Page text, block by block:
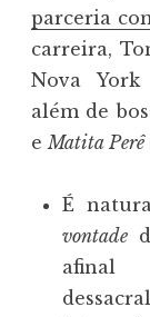
parceria
carreira,
Nova
além de
eMatita Perê
É
vontade
afinal